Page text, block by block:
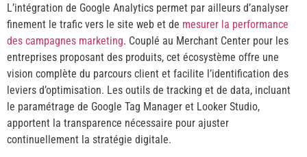
L’intégration de Google Analytics permet par ailleurs d’analyser
finement le trafic vers le site web et de mesurer la performance
des campagnes marketing. Couplé au Merchant Center pour les
entreprises proposant des produits, cet écosystème offre une
vision complète du parcours client et facilite l’identification des
leviers d’optimisation. Les outils de tracking et de data, incluant
le paramétrage de Google Tag Manager et Looker Studio,
apportent la transparence nécessaire pour ajuster
continuellement la stratégie digitale.